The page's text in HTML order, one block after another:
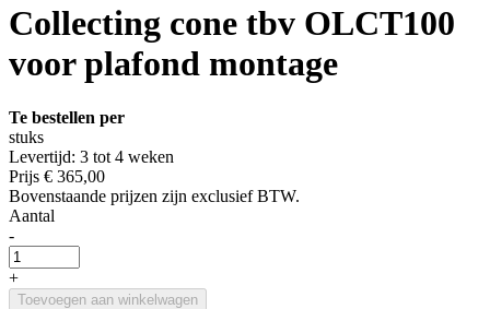
Collecting cone tbv OLCT100
voor plafond montage
Te bestellen per
stuks
Levertijd: 3 tot 4 weken
Prijs € 365,00
Bovenstaande prijzen zijn exclusief BTW.
Aantal
-
+
Toevoegen aan winkelwagen